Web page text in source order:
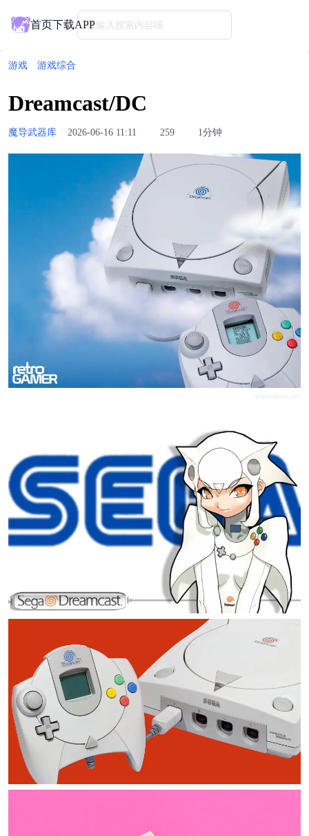
首页下载APP请输入搜索内容喵
游戏 游戏综合
Dreamcast/DC
魔导武器库 2026-06-16 11:11 259 1分钟